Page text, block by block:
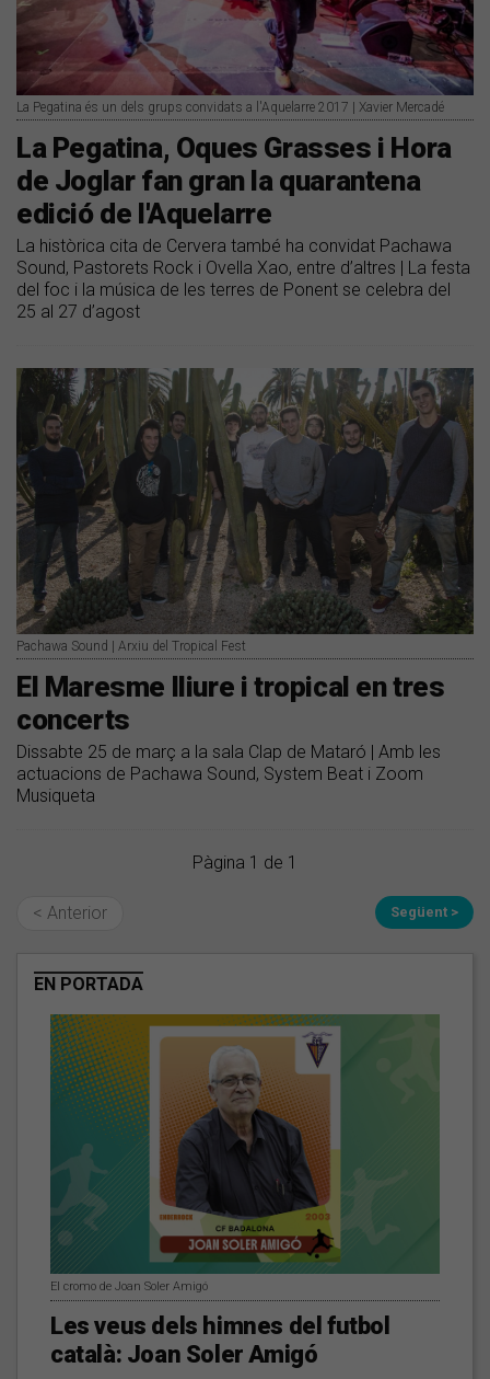
La Pegatina és un dels grups convidats a l'Aquelarre 2017 | Xavier Mercadé
La Pegatina, Oques Grasses i Hora
de Joglar fan gran la quarantena
edició de l'Aquelarre
La històrica cita de Cervera també ha convidat Pachawa
Sound, Pastorets Rock i Ovella Xao, entre d’altres | La festa
del foc i la música de les terres de Ponent se celebra del
25 al 27 d’agost
Pachawa Sound | Arxiu del Tropical Fest
El Maresme lliure i tropical en tres
concerts
Dissabte 25 de març a la sala Clap de Mataró | Amb les
actuacions de Pachawa Sound, System Beat i Zoom
Musiqueta
Pàgina 1 de 1
< Anterior Següent >
EN PORTADA
El cromo de Joan Soler Amigó
Les veus dels himnes del futbol
català: Joan Soler Amigó